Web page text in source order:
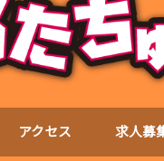
アクセス 求人募